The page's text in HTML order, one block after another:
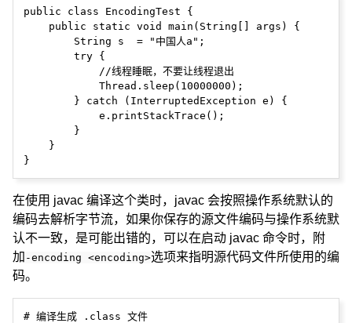
public class EncodingTest {
    public static void main(String[] args) {
        String s  = "中国人a";
        try {
            //线程睡眠，不要让线程退出
            Thread.sleep(10000000);
        } catch (InterruptedException e) {
            e.printStackTrace();
        }
    }
在使用 javac 编译这个类时，javac 会按照操作系统默认的
编码去解析字节流，如果你保存的源文件编码与操作系统默
认不一致，是可能出错的，可以在启动 javac 命令时，附
加 -encoding <encoding>选项来指明源代码文件所使用的编
码。
# 编译生成 .class 文件